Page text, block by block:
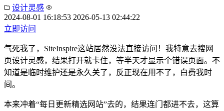
设计灵感
2024-08-01 16:18:53 2026-05-13 02:44:22
立即访问
气死我了，SiteInspire这站居然没法直接访问！我特意去搜网
页设计灵感，结果打开就卡住，等半天才显示个错误页面。不
知道是临时维护还是永久关了，反正现在用不了，白费我时
间。
本来冲着“每日更新精选网站”去的，结果连门都进不去，这算